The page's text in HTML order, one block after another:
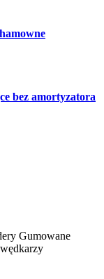
bez amortyzatora